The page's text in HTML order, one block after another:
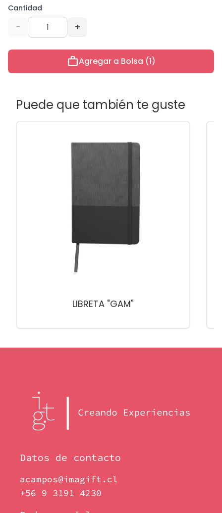
Cantidad
- +
workAgregar a Bolsa (1)
Puede que también te guste
LIBRETA "GAM"
Datos de contacto
acampos@imagift.cl
+56 9 3191 4230